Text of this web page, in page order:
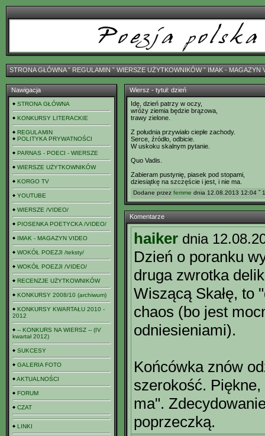
STRONA GŁÓWNAˇ REGULAMIN ˇ WIERSZE UŻYTKOWNIKÓWˇ IMAK - MAGAZYN
Nawigacja
STRONA GŁÓWNA
KONKURSY LITERACKIE
REGULAMIN
POLITYKA PRYWATNOŚCI
PARNAS - POECI - WIERSZE
WIERSZE UŻYTKOWNIKÓW
KORGO TV
YOUTUBE
WIERSZE /VIDEO/
PIOSENKA POETYCKA /VIDEO/
IMAK - MAGAZYN VIDEO
WOKÓŁ POEZJI /teksty/
WOKÓŁ POEZJI /VIDEO/
RECENZJE UŻYTKOWNIKÓW
KONKURSY 2008/10 (archiwum)
KONKURSY KWARTAŁU 2010 -
2012
-- KONKURS NA WIERSZ -- (IV
kwartał 2012)
SUKCESY
GALERIA FOTO
AKTUALNOŚCI
FORUM
CZAT
LINKI
Wiersz - tytuł: dzień
Idę, dzień patrzy w oczy,
wróży ziemia będzie brązowa,
trawy zielone.
Z południa przywiało ciepłe zachody.
Serce, źródło, odbicie.
W uskoku skalnym pytanie.
Quo Vadis.
Zabieram pustynię, piasek pod stopami,
dziesiątkę na szczęście i jest, i nie ma.
Dodane przez femme dnia 12.08.2013 12:04 ˇ
Komentarze
haiker dnia
Dzień o poranku
druga zwrotka
Wiszącą Skałę, to
chaos (bo jest
odniesieniami).
Końcówka znów
szerokość.
ma".
poprzeczką.